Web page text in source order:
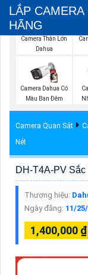
LẮP CAMERA
HÃNG
Camera Thân Lớn
Dahua
Camera Dahua Có
Màu Ban Đêm
Camera Quan Sát
Nét
DH-T4A-PV
Thương hiệu:
Ngày đăng: 11/
1,400,000 ₫